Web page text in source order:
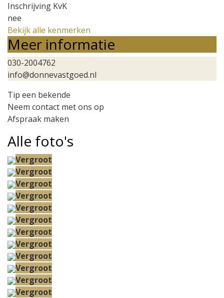
Inschrijving KvK
nee
Bekijk alle kenmerken
Meer informatie
030-2004762
info@donnevastgoed.nl
Tip een bekende
Neem contact met ons op
Afspraak maken
Alle foto's
Vergroot
Vergroot
Vergroot
Vergroot
Vergroot
Vergroot
Vergroot
Vergroot
Vergroot
Vergroot
Vergroot
Vergroot